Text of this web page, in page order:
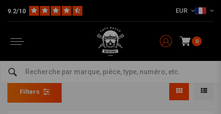
9.2/10 EUR
0
Divers Honda
Home Marques Honda Divers Honda
Filters